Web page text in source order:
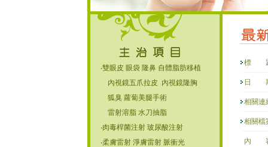
‧雙眼皮 眼袋 隆鼻 自體脂肪移植
內視鏡五爪拉皮 內視鏡隆胸
狐臭 蘿蔔美腿手術
雷射溶脂 水刀抽脂
‧肉毒桿菌注射 玻尿酸注射
‧柔膚雷射 淨膚雷射 脈衝光
標
日
相關連
相關檔
內